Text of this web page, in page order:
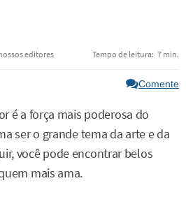
editores Tempo de leitura: 7 min.
Comente
é a força mais poderosa do
ser o grande tema da arte e da
você pode encontrar belos
mais ama.